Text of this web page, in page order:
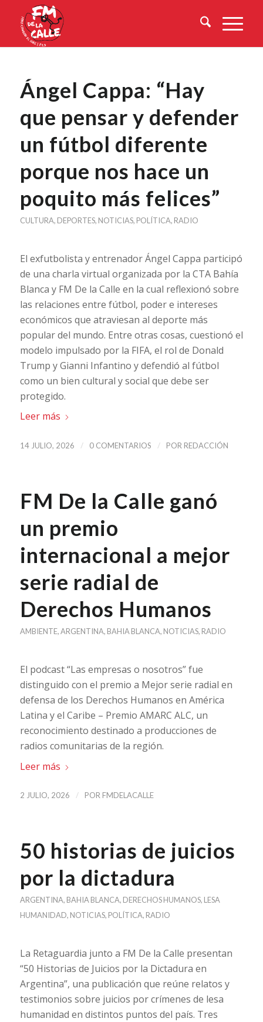
Ángel Cappa: “Hay
que pensar y defender
un fútbol diferente
porque nos hace un
poquito más felices”
CULTURA, DEPORTES, NOTICIAS, POLÍTICA, RADIO
El exfutbolista y entrenador Ángel Cappa participó
de una charla virtual organizada por la CTA Bahía
Blanca y FM De la Calle en la cual reflexionó sobre
las relaciones entre fútbol, poder e intereses
económicos que atraviesan al deporte más
popular del mundo. Entre otras cosas, cuestionó el
modelo impulsado por la FIFA, el rol de Donald
Trump y Gianni Infantino y defendió al fútbol
como un bien cultural y social que debe ser
protegido.
Leer más
14 JULIO, 2026 / 0 COMENTARIOS / POR REDACCIÓN
FM De la Calle ganó
un premio
internacional a mejor
serie radial de
Derechos Humanos
AMBIENTE,ARGENTINA, BAHIA BLANCA, NOTICIAS, RADIO
El podcast “Las empresas o nosotros” fue
distinguido con el premio a Mejor serie radial en
defensa de los Derechos Humanos en América
Latina y el Caribe – Premio AMARC ALC, un
reconocimiento destinado a producciones de
radios comunitarias de la región.
Leer más
2 JULIO, 2026 / POR FMDELACALLE
50 historias de juicios
por la dictadura
ARGENTINA, BAHIA BLANCA, DERECHOS HUMANOS, LESA
HUMANIDAD, NOTICIAS, POLÍTICA, RADIO
La Retaguardia junto a FM De la Calle presentan
“50 Historias de Juicios por la Dictadura en
Argentina”, una publicación que reúne relatos y
testimonios sobre juicios por crímenes de lesa
humanidad en distintos puntos del país. Tres